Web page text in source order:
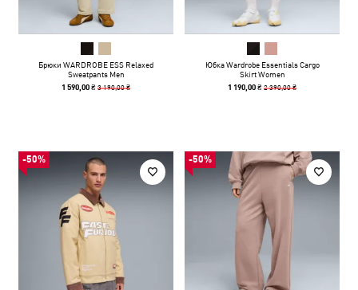
Брюки WARDROBE ESS Relaxed
Sweatpants Men
1 590,00 ₴3 190,00 ₴
Юбка Wardrobe Essentials Cargo
Skirt Women
1 190,00 ₴2 390,00 ₴
-50% -50%